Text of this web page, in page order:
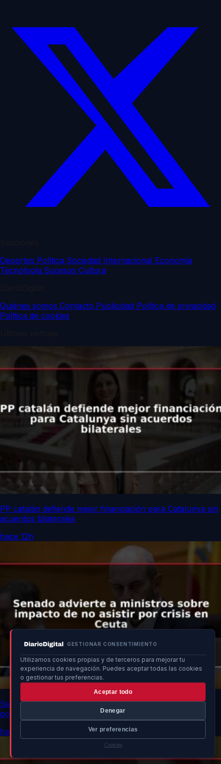
GESTIONAR CONSENTIMIENTO
Utilizamos cookies propias y de terceros para mejorar tu
experiencia de navegación. Puedes aceptar todas las cookies
o gestionar tus preferencias.
Aceptar todo
Denegar
Ver preferencias
Cookies
Deportes Política Sociedad Internacional Economía
Tecnología Sucesos Cultura
Quiénes somos Contacto Publicidad Política de privacidad
Política de cookies
PP catalán defiende mejor financiación para Catalunya sin
acuerdos bilaterales
hace 12h
Senado advierte a ministros sobre impacto de no asistir
por crisis en Ceuta
hace 12h